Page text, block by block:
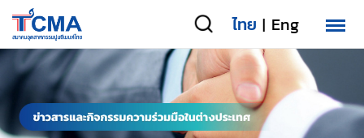
ไทย | Eng